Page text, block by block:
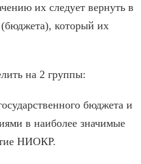
их следует вернуть в
(бюджета), который их
на 2 группы:
бюджета и
в наиболее значимые
НИОКР.